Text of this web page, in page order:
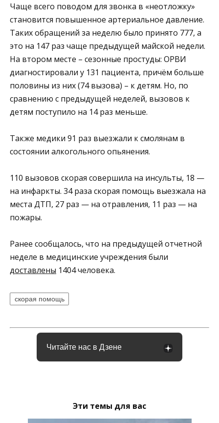
Чаще всего поводом для звонка в «неотложку»
становится повышенное артериальное давление.
Таких обращений за неделю было принято 777, а
это на 147 раз чаще предыдущей майской недели.
На втором месте – сезонные простуды: ОРВИ
диагностировали у 131 пациента, причём больше
половины из них (74 вызова) – к детям. Но, по
сравнению с предыдущей неделей, вызовов к
детям поступило на 14 раз меньше.
Также медики 91 раз выезжали к смолянам в
состоянии алкогольного опьянения.
110 вызовов скорая совершила на инсульты, 18 —
на инфаркты. 34 раза скорая помощь выезжала на
места ДТП, 27 раз — на отравления, 11 раз — на
пожары.
Ранее сообщалось, что на предыдущей отчетной
неделе в медицинские учреждения были
доставлены 1404 человека.
скорая помощь
Читайте нас в Дзене
Эти темы для вас